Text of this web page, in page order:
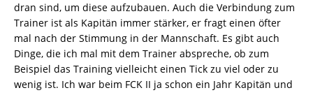
dran sind, um diese aufzubauen. Auch die Verbindung zum
Trainer ist als Kapitän immer stärker, er fragt einen öfter
mal nach der Stimmung in der Mannschaft. Es gibt auch
Dinge, die ich mal mit dem Trainer abspreche, ob zum
Beispiel das Training vielleicht einen Tick zu viel oder zu
wenig ist. Ich war beim FCK II ja schon ein Jahr Kapitän und